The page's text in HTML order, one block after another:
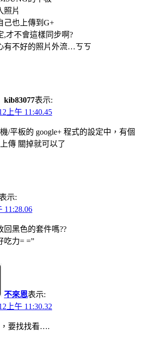
照片
己也上傳到G+
,才不會這樣同步啊?
有不好的照片外流…ㄎㄎ
kib83077表示:
上午 11:40.45
/平板的 google+ 程式的設定中，有個
傳 關掉就可以了
示:
11:28.06
回黑色的套件嗎??
吃力= =”
不來恩表示:
上午 11:30.32
，要找找看….